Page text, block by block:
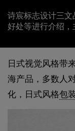
诗宸标志设计三
好处等进行介绍，
日式视觉风格带
海产品，多数人
化，日式风格包